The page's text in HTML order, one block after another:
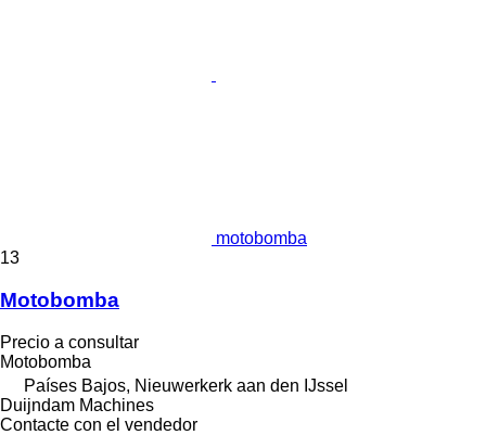
motobomba
13
Motobomba
Precio a consultar
Motobomba
Países Bajos, Nieuwerkerk aan den IJssel
Duijndam Machines
Contacte con el vendedor